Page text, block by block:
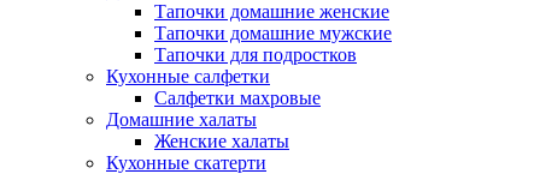
Тапочки домашние женские
Тапочки домашние мужские
Тапочки для подростков
Кухонные салфетки
Салфетки махровые
Домашние халаты
Женские халаты
Кухонные скатерти